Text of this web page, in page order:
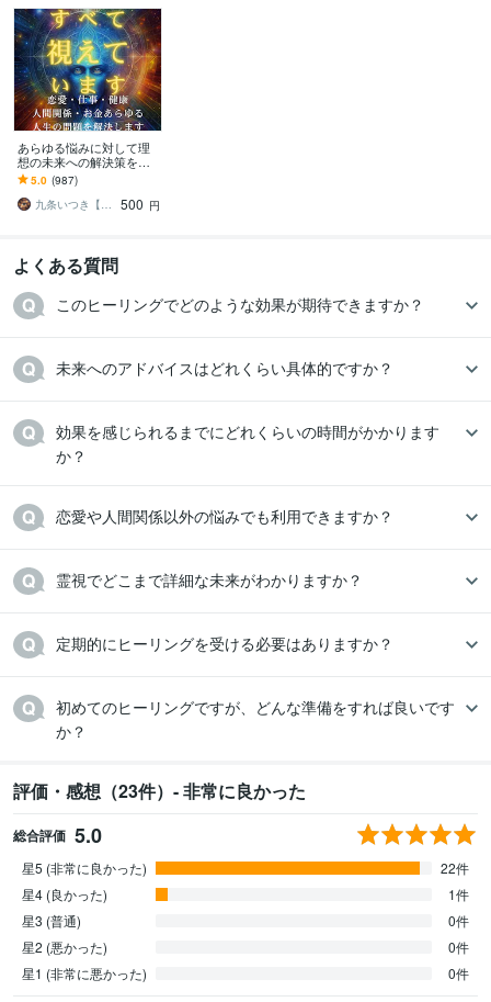
あらゆる悩みに対して理
想の未来への解決策を授
けます 人生が上手くいか
ないと悩んでいる人に未
来を好転させる魂の導き
5.0 (987)
九条いつき【高次元宇宙霊視師】
500 円
よくある質問
このヒーリングでどのような効果が期待できますか？
未来へのアドバイスはどれくらい具体的ですか？
効果を感じられるまでにどれくらいの時間がかかります
か？
恋愛や人間関係以外の悩みでも利用できますか？
霊視でどこまで詳細な未来がわかりますか？
定期的にヒーリングを受ける必要はありますか？
初めてのヒーリングですが、どんな準備をすれば良いです
か？
評価・感想（23件）- 非常に良かった
総合評価 5.0
星5 (非常に良かった)
22件
星4 (良かった)
1件
星3 (普通)
0件
星2 (悪かった)
0件
星1 (非常に悪かった)
0件